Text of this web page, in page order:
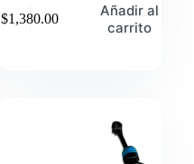
$1,380.00
Añadir al
carrito